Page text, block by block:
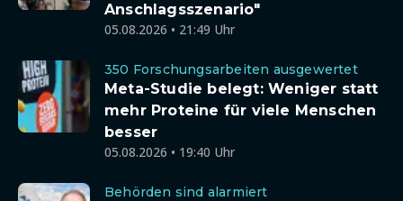
Anschlagsszenario"
05.08.2026 • 21:49 Uhr
350 Forschungsarbeiten ausgewertet
Meta-Studie belegt: Weniger statt
mehr Proteine für viele Menschen
besser
05.08.2026 • 19:40 Uhr
Behörden sind alarmiert